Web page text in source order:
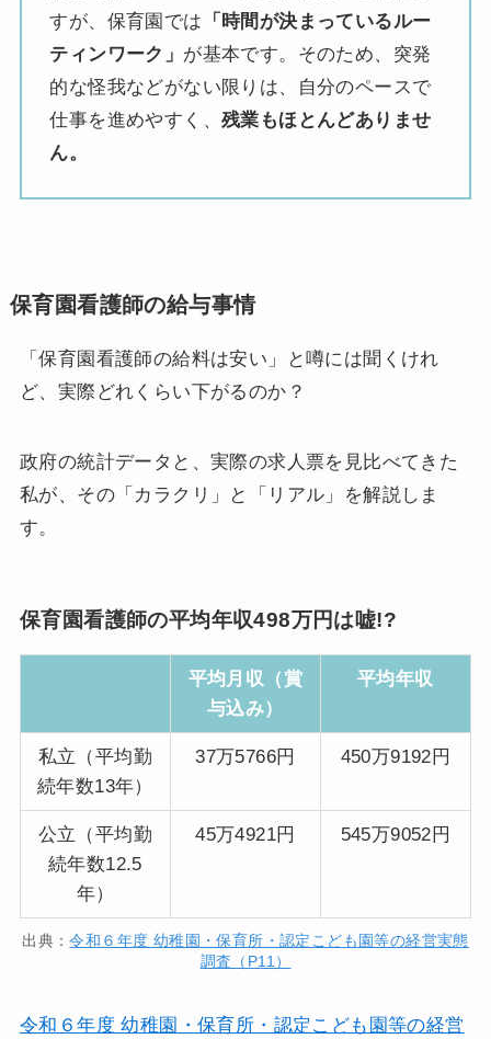
すが、保育園では 「時間が決まっているルー
ティンワーク」 が基本です。そのため、突発
的な怪我などがない限りは、自分のペースで
仕事を進めやすく、残業もほとんどありませ
ん。
保育園看護師の給与事情
「保育園看護師の給料は安い」と噂には聞くけれ
ど、実際どれくらい下がるのか？
政府の統計データと、実際の求人票を見比べてきた
私が、その「カラクリ」と「リアル」を解説しま
す。
保育園看護師の平均年収498万円は嘘!?
平均月収（賞
与込み）
平均年収
私立（平均勤
続年数13年）
37万5766円 450万9192円
公立（平均勤
続年数12.5
年）
45万4921円 545万9052円
出典：令和６年度 幼稚園・保育所・認定こども園等の経営実態
調査（P11）
令和６年度 幼稚園・保育所・認定こども園等の経営